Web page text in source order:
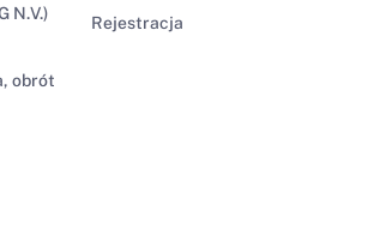
N.V.)
obrót
Rejestracja